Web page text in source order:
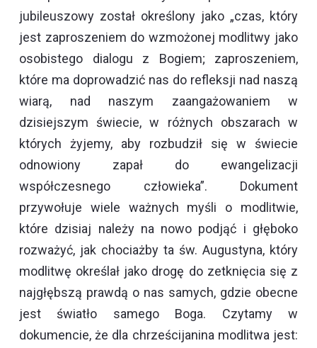
jubileuszowy został określony jako „czas, który
jest zaproszeniem do wzmożonej modlitwy jako
osobistego dialogu z Bogiem; zaproszeniem,
które ma doprowadzić nas do refleksji nad naszą
wiarą, nad naszym zaangażowaniem w
dzisiejszym świecie, w różnych obszarach w
których żyjemy, aby rozbudził się w świecie
odnowiony zapał do ewangelizacji
współczesnego człowieka”. Dokument
przywołuje wiele ważnych myśli o modlitwie,
które dzisiaj należy na nowo podjąć i głęboko
rozważyć, jak chociażby ta św. Augustyna, który
modlitwę określał jako drogę do zetknięcia się z
najgłębszą prawdą o nas samych, gdzie obecne
jest światło samego Boga. Czytamy w
dokumencie, że dla chrześcijanina modlitwa jest: